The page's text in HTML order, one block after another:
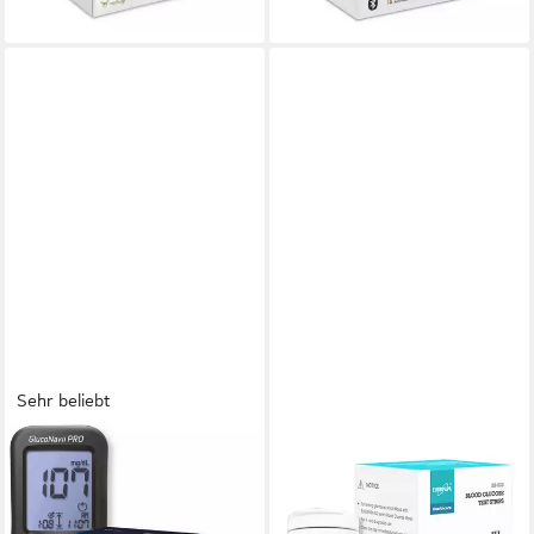
lieferbar - in 4-5 Werktagen bei dir lieferbar - in 3-4 Werktagen bei dir
Sehr beliebt
GLUCONAVII
Blutzuckermessgerät Pro in
MG, Blutzuckermessgerät
komplettset, Ink. 60
Blutzuckermessgerät
Blutzuckerteststreifen für
Blutzucker-Wertes Kontrolle,